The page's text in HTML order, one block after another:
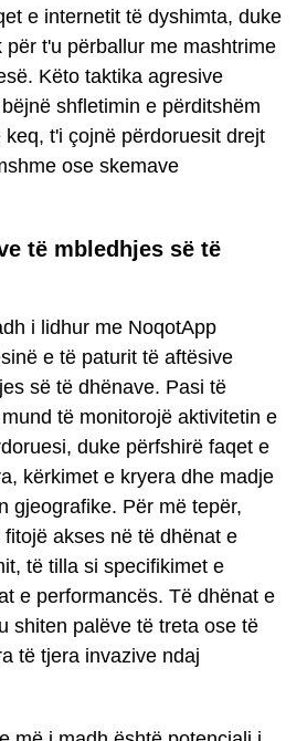
e internetit të dyshimta, duke
për t'u përballur me mashtrime
Këto taktika agresive
shfletimin e përditshëm
t'i çojnë përdoruesit drejt
ose skemave
të mbledhjes së të
i lidhur me NoqotApp
e të paturit të aftësive
së të dhënave. Pasi të
të monitorojë aktivitetin e
duke përfshirë faqet e
kërkimet e kryera dhe madje
gjeografike. Për më tepër,
akses në të dhënat e
të tilla si specifikimet e
e performancës. Të dhënat e
shiten palëve të treta ose të
të tjera invazive ndaj